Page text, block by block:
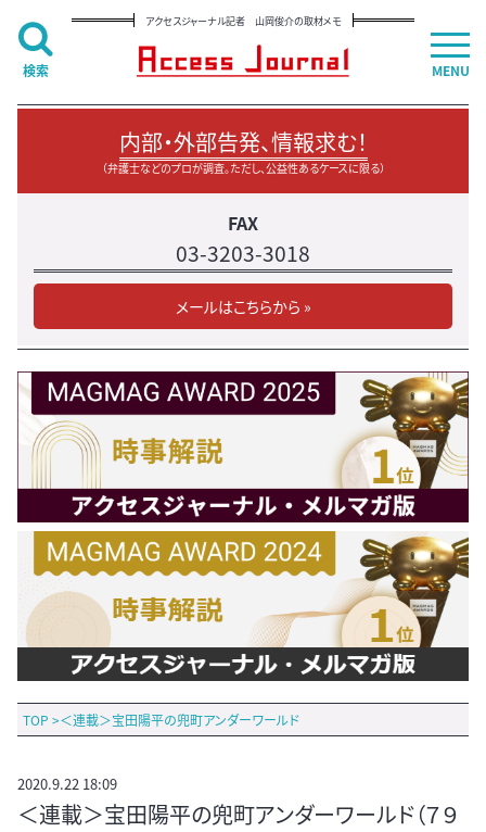
アクセスジャーナル記者 山岡俊介の取材メモ
内部・外部告発、情報求む！
（弁護士などのプロが調査。ただし、公益性あるケースに限る）
FAX
03-3203-3018
メールはこちらから »
TOP >＜連載＞宝田陽平の兜町アンダーワールド
2020.9.22 18:09
＜連載＞宝田陽平の兜町アンダーワールド（７９
MENU
検索